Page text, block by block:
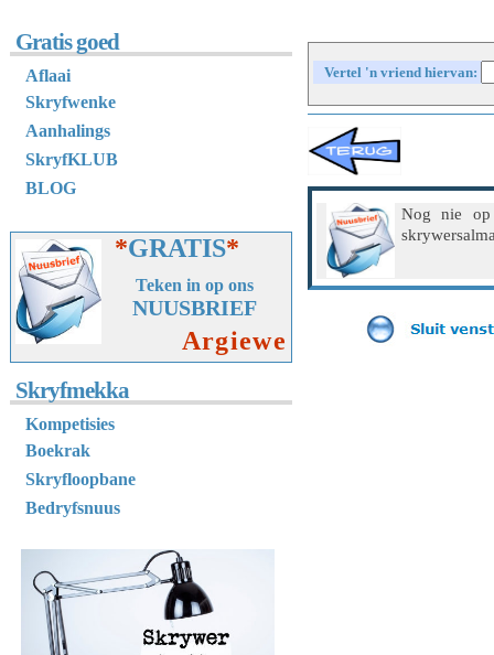
Vertel 'n vriend hiervan:
Nog nie
Gratis goed
Aflaai
Skryfwenke
Aanhalings
SkryfKLUB
BLOG
*GRATIS*
Teken in op ons
NUUSBRIEF
Argiewe
Skryfmekka
Kompetisies
Boekrak
Skryfloopbane
Bedryfsnuus